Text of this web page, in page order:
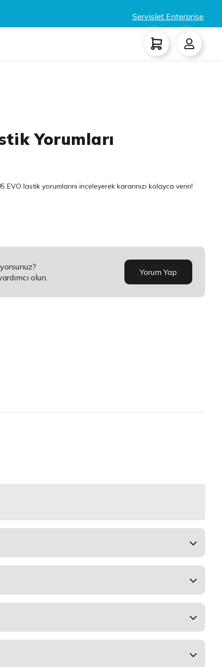
Servislet Enterprise
Yorumları
EVO lastik yorumlarını inceleyerek kararınızı kolayca verin!
olun.
Yorum Yap